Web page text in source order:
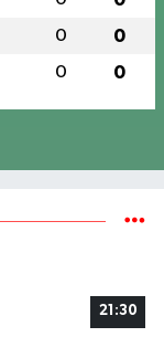
0 0
0 0
21:30